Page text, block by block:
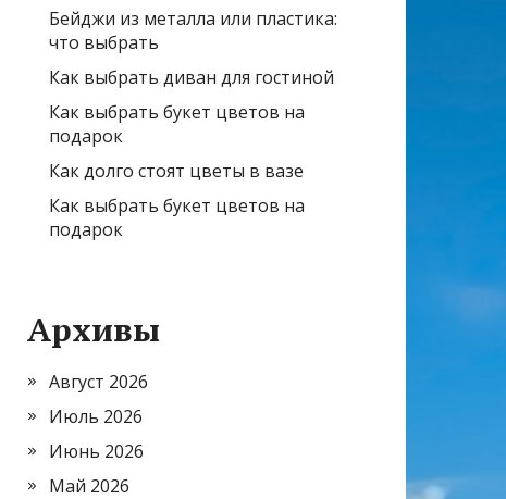
Бейджи из металла или пластика:
что выбрать
Как выбрать диван для гостиной
Как выбрать букет цветов на
подарок
Как долго стоят цветы в вазе
Как выбрать букет цветов на
подарок
Архивы
Август 2026
Июль 2026
Июнь 2026
Май 2026